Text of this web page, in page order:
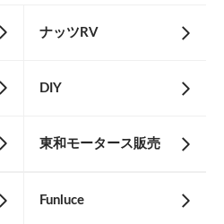
ナッツRV
DIY
東和モータース販売
Funluce